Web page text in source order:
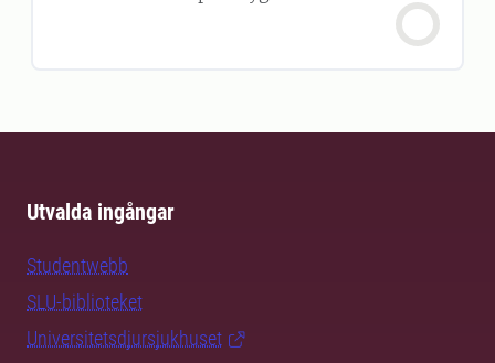
Utvalda ingångar
Studentwebb
SLU-biblioteket
Universitetsdjursjukhuset